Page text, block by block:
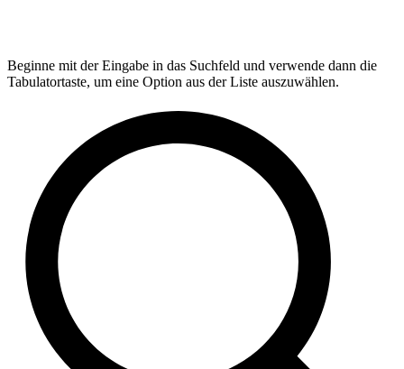
Beginne mit der Eingabe in das Suchfeld und verwende dann die
Tabulatortaste, um eine Option aus der Liste auszuwählen.